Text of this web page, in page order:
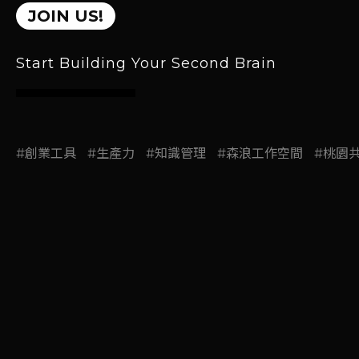
JOIN US!
Start Building Your Second Brain
#創業工具 #生產力 #知識管理 #森浪工作空間 #桃園